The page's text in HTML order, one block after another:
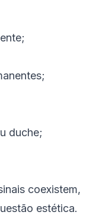
duche;
coexistem,
estética.